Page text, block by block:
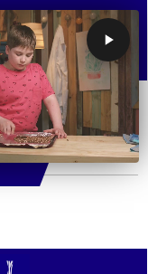
INICIO